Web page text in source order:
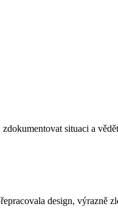
situaci a
design, výrazně